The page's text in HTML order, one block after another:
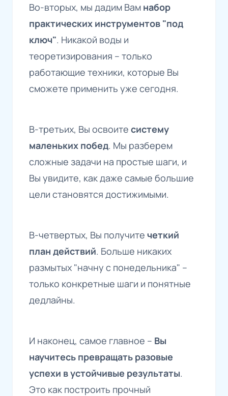
Во-вторых, мы дадим Вам набор
практических инструментов "под
ключ". Никакой воды и
теоретизирования – только
работающие техники, которые Вы
сможете применить уже сегодня.
В-третьих, Вы освоите систему
маленьких побед. Мы разберем
сложные задачи на простые шаги, и
Вы увидите, как даже самые большие
цели становятся достижимыми.
В-четвертых, Вы получите четкий
план действий. Больше никаких
размытых "начну с понедельника" –
только конкретные шаги и понятные
дедлайны.
И наконец, самое главное – Вы
научитесь превращать разовые
успехи в устойчивые результаты.
Это как построить прочный